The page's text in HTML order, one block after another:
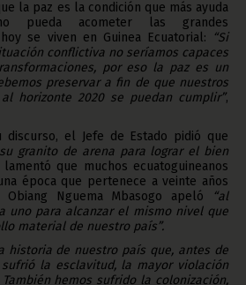
la paz es la condición que más ayuda
pueda acometer las grandes
se viven en Guinea Ecuatorial:
“Si
conflictiva no seríamos capaces
por eso la paz es un
preservar a fin de que nuestros
horizonte 2020 se puedan cumplir”,
discurso, el Jefe de Estado pidió que
granito de arena para lograr el bien
que muchos ecuatoguineanos
época que pertenece a veinte años
Nguema Mbasogo apeló
“al
uno para alcanzar el mismo nivel que
material de nuestro país”.
historia de nuestro país que, antes de
la esclavitud, la mayor violación
hemos sufrido la colonización,